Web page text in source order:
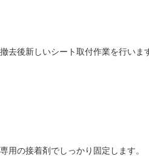
撤去後新しいシート取付作業を行いま
専用の接着剤でしっかり固定します。